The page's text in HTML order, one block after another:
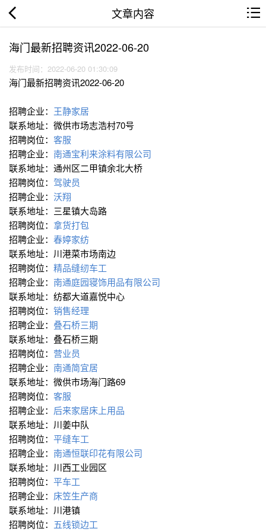
文章内容
海门最新招聘资讯2022-06-20
发布时间：2022-06-20 01:30:09
海门最新招聘资讯2022-06-20
招聘企业： 王静家居
联系地址：微供市场志浩村70号
招聘岗位： 客服
招聘企业： 南通宝利来涂料有限公司
联系地址：通州区二甲镇余北大桥
招聘岗位： 驾驶员
招聘企业： 沃翔
联系地址：三星镇大岛路
招聘岗位： 拿货打包
招聘企业： 春婷家纺
联系地址：川港菜市场南边
招聘岗位： 精品缝纫车工
招聘企业： 南通庭园寝饰用品有限公司
联系地址：纺都大道嘉悦中心
招聘岗位： 销售经理
招聘企业： 叠石桥三期
联系地址：叠石桥三期
招聘岗位： 营业员
招聘企业： 南通简宜居
联系地址：微供市场海门路69
招聘岗位： 客服
招聘企业： 后来家居床上用品
联系地址：川姜中队
招聘岗位： 平缝车工
招聘企业： 南通恒联印花有限公司
联系地址：川西工业园区
招聘岗位： 平车工
招聘企业： 床笠生产商
联系地址：川港镇
招聘岗位： 五线锁边工